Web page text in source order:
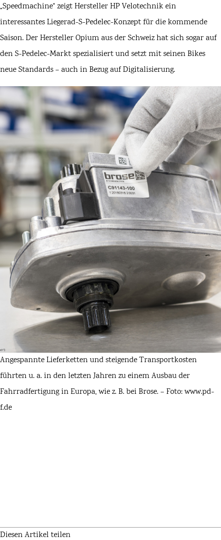
„Speedmachine“ zeigt Hersteller HP Velotechnik ein
interessantes Liegerad-S-Pedelec-Konzept für die kommende
Saison. Der Hersteller Opium aus der Schweiz hat sich sogar auf
den S-Pedelec-Markt spezialisiert und setzt mit seinen Bikes
neue Standards – auch in Bezug auf Digitalisierung.
Angespannte Lieferketten und steigende Transportkosten
führten u. a. in den letzten Jahren zu einem Ausbau der
Fahrradfertigung in Europa, wie z. B. bei Brose. – Foto: www.pd-
f.de
Diesen Artikel teilen